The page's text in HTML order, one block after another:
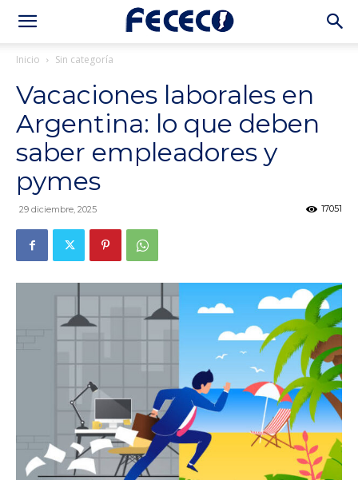
Inicio Sin categoría
Vacaciones laborales en
Argentina: lo que deben
saber empleadores y
pymes
29 diciembre, 2025 17051